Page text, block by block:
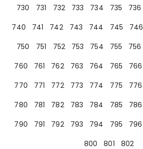
730
731 732 733 734 735 736
740
741 742 743 744 745 746
750
751 752 753 754 755 756
760
761 762 763 764 765 766
770
771 772 773 774 775 776
780
781 782 783 784 785 786
790
791 792 793 794 795 796
800
801 802